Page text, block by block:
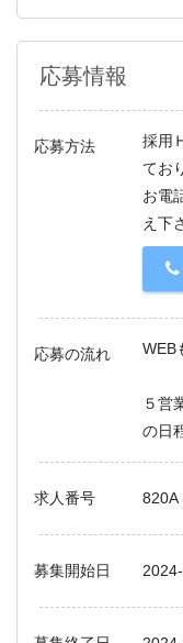
応募情報
応募方法
採用
てお
お電
え下
応募の流れ
WEB
５営
の日
求人番号 820A
募集開始日